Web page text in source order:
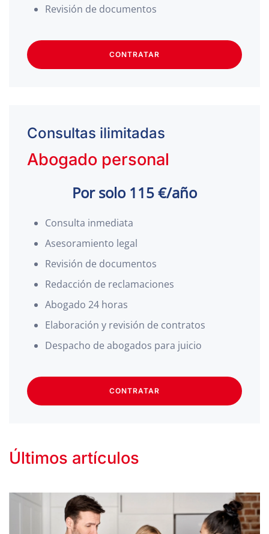
Revisión de documentos
CONTRATAR
Consultas ilimitadas
Abogado personal
Por solo 115 €/año
Consulta inmediata
Asesoramiento legal
Revisión de documentos
Redacción de reclamaciones
Abogado 24 horas
Elaboración y revisión de contratos
Despacho de abogados para juicio
CONTRATAR
Últimos artículos